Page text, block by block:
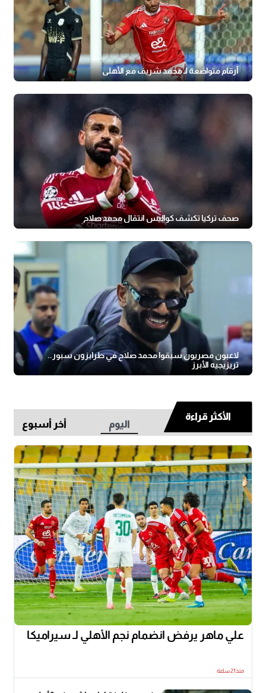
أرقام متواضعة لـ محمد شريف مع الأهلي
صحف تركيا تكشف كواليس انتقال محمد صلاح
لاعبون مصريون سبقوا محمد صلاح في طرابزون سبور..
تريزيجيه الأبرز
الأكثر قراءة
اليوم أخر أسبوع
علي ماهر يرفض انضمام نجم الأهلي لـ سيراميكا
منذ21 ساعة